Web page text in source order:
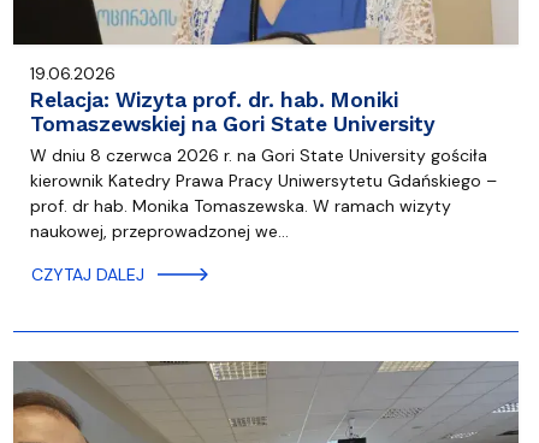
19.06.2026
Relacja: Wizyta prof. dr. hab. Moniki
Tomaszewskiej na Gori State University
W dniu 8 czerwca 2026 r. na Gori State University gościła
kierownik Katedry Prawa Pracy Uniwersytetu Gdańskiego –
prof. dr hab. Monika Tomaszewska. W ramach wizyty
naukowej, przeprowadzonej we…
CZYTAJ DALEJ